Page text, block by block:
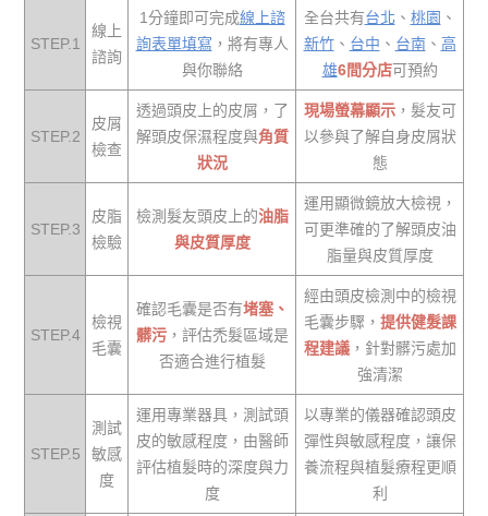
STEP.1
線上
諮詢
1分鐘即可完成線上諮
詢表單填寫 ，將有專人
與你聯絡
全台共有台北 、 桃園 、
新竹、 台中 、 台南、 高
雄6間分店可預約
STEP.2
皮屑
檢查
透過頭皮上的皮屑，了
解頭皮保濕程度與角質
狀況
現場螢幕顯示，髮友可
以參與了解自身皮屑狀
態
STEP.3
皮脂
檢驗
檢測髮友頭皮上的油脂
與皮質厚度
運用顯微鏡放大檢視，
可更準確的了解頭皮油
脂量與皮質厚度
STEP.4
檢視
毛囊
確認毛囊是否有堵塞、
髒污，評估禿髮區域是
否適合進行植髮
經由頭皮檢測中的檢視
毛囊步驟， 提供健髮課
程建議，針對髒污處加
強清潔
STEP.5
測試
敏感
度
運用專業器具，測試頭
皮的敏感程度，由醫師
評估植髮時的深度與力
度
以專業的儀器確認頭皮
彈性與敏感程度，讓保
養流程與植髮療程更順
利